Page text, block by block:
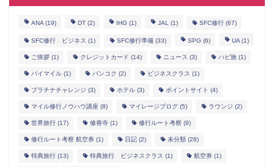
ANA (19) DT (2) IHG (1) JAL (1) SFC修行 (67)
SFC修行 ビジネス (1) SFC修行準備 (33) SPG (6) UA (1)
ご挨拶 (1) クレジットカード (14) ニュース (3) ハピ旅 (1)
バイマイル (1) バンコク (2) ビジネスクラス (1)
プラチナチャレンジ (3) ホテル (3) ポイントサイト (4)
マイル修行ノウハウ講座 (8) マイレージブログ (5) ラウンジ (2)
世界旅行 (17) 修善寺 (1) 修行ルート考察 (9)
修行ルート考察 航空券 (1) 日記 (2) 未分類 (28)
特典旅行 (13) 特典旅行 ビジネスクラス (1) 航空券 (1)